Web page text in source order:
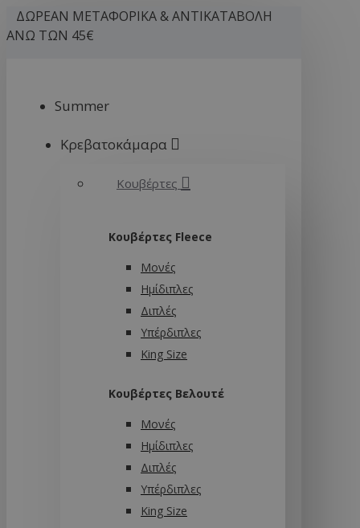
ΔΩΡΕΑΝ ΜΕΤΑΦΟΡΙΚΑ & ΑΝΤΙΚΑΤΑΒΟΛΗ
ΑΝΩ ΤΩΝ 45€
Summer
Κρεβατοκάμαρα
Κουβέρτες
Κουβέρτες Fleece
Μονές
Ημίδιπλες
Διπλές
Υπέρδιπλες
King Size
Κουβέρτες Βελουτέ
Μονές
Ημίδιπλες
Διπλές
Υπέρδιπλες
King Size